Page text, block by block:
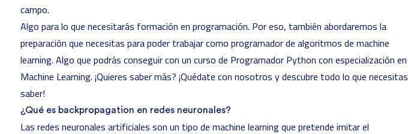
campo.
Algo para lo que necesitarás formación en programación. Por eso, también abordaremos la
preparación que necesitas para poder trabajar como programador de algoritmos de machine
learning. Algo que podrás conseguir con un curso de Programador Python con especialización en
Machine Learning. ¡Quieres saber más? ¡Quédate con nosotros y descubre todo lo que necesitas
saber!
¿Qué es backpropagation en redes neuronales?
Las redes neuronales artificiales son un tipo de machine learning que pretende imitar el